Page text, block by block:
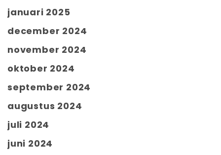
januari 2025
december 2024
november 2024
oktober 2024
september 2024
augustus 2024
juli 2024
juni 2024